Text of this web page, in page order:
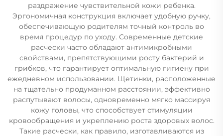
раздражение чувствительной кожи ребенка.
Эргономичная конструкция включает удобную ручку,
обеспечивающую родителям точный контроль во
время процедур по уходу. Современные детские
расчески часто обладают антимикробными
свойствами, препятствующими росту бактерий и
грибков, что гарантирует оптимальную гигиену при
ежедневном использовании. Щетинки, расположенные
на тщательно продуманном расстоянии, эффективно
распутывают волосы, одновременно мягко массируя
кожу головы, что способствует стимуляции
кровообращения и укреплению роста здоровых волос.
Такие расчески, как правило, изготавливаются из